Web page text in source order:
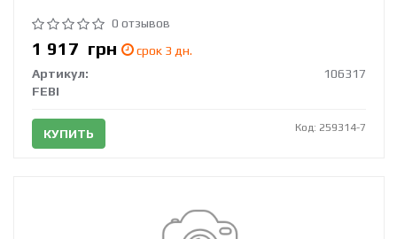
0 отзывов
1 917 грн
срок 3 дн.
Артикул:
106317
FEBI
КУПИТЬ Код: 259314-7